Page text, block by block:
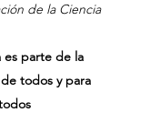
de la Ciencia
es parte de la
todos y para